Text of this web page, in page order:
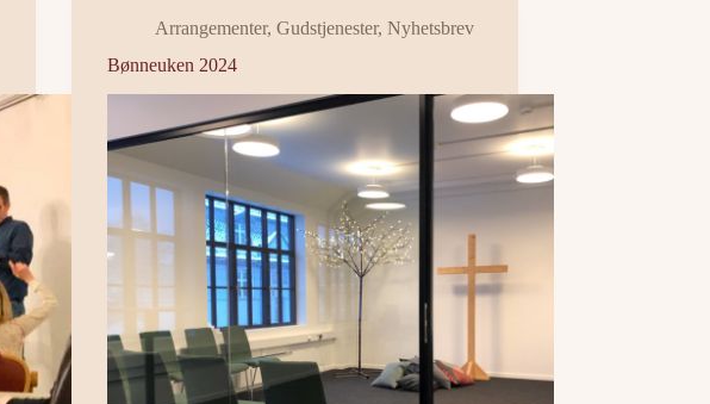
Arrangementer,Gudstjenester,Nyhetsbrev
Bønneuken 2024